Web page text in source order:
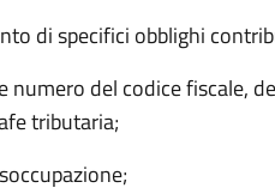
di specifici obblighi
numero del codice fiscale,
tributaria;